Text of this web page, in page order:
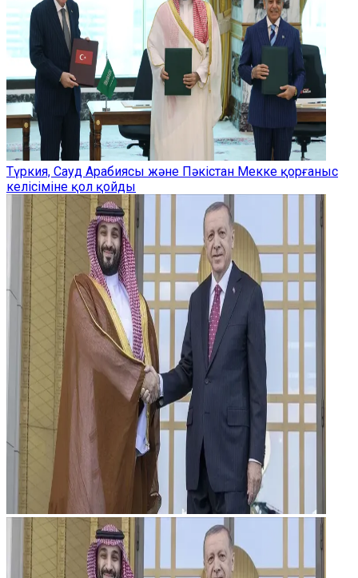
Түркия, Сауд Арабиясы және Пәкістан Мекке қорғаныс
келісіміне қол қойды